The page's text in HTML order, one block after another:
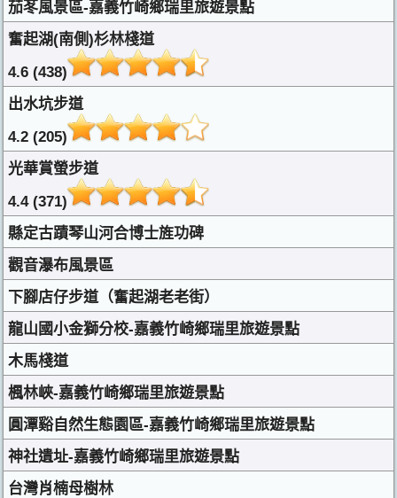
茄苳風景區-嘉義竹崎鄉瑞里旅遊景點
奮起湖(南側)杉林棧道
4.6 (438)
出水坑步道
4.2 (205)
光華賞螢步道
4.4 (371)
縣定古蹟琴山河合博士旌功碑
觀音瀑布風景區
下腳店仔步道（奮起湖老老街）
龍山國小金獅分校-嘉義竹崎鄉瑞里旅遊景點
木馬棧道
楓林峽-嘉義竹崎鄉瑞里旅遊景點
圓潭谿自然生態園區-嘉義竹崎鄉瑞里旅遊景點
神社遺址-嘉義竹崎鄉瑞里旅遊景點
台灣肖楠母樹林